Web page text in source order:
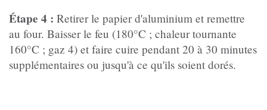
Étape 4 : Retirer le papier d'aluminium et remettre
au four. Baisser le feu (180°C ; chaleur tournante
160°C ; gaz 4) et faire cuire pendant 20 à 30 minutes
supplémentaires ou jusqu'à ce qu'ils soient dorés.